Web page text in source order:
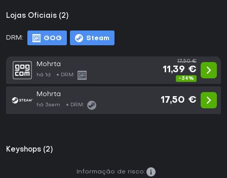
Lojas Oficiais (2)
DRM: GOG Steam
Mohrta
há 1d DRM:
17,50 €
11,39 €
-34%
Mohrta
há 3sem DRM:
17,50 €
Keyshops (2)
Informação de risco: